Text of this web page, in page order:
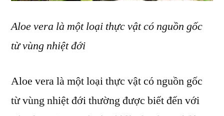
Aloe vera là một loại thực vật có nguồn gốc
từ vùng nhiệt đới
Aloe vera là một loại thực vật có nguồn gốc
từ vùng nhiệt đới thường được biết đến với